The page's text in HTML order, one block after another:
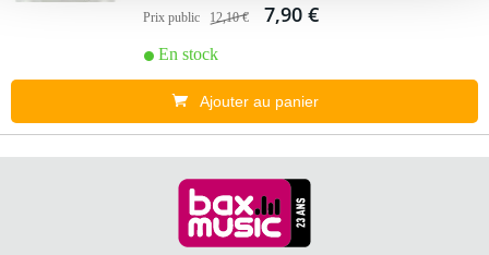
Prix public 12,10 € 7,90 €
En stock
Ajouter au panier